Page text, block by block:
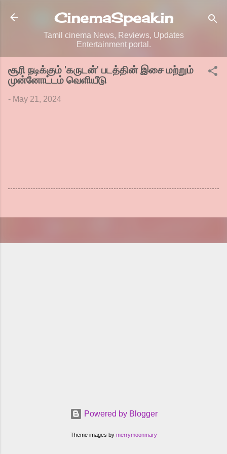
Skip to main content
CinemaSpeak.in
Tamil cinema News, Reviews, Updates
Entertainment portal.
சூரி நடிக்கும் 'கருடன்' படத்தின் இசை மற்றும்
முன்னோட்டம் வெளியீடு
- May 21, 2024
Powered by Blogger
Theme images by merrymoonmary